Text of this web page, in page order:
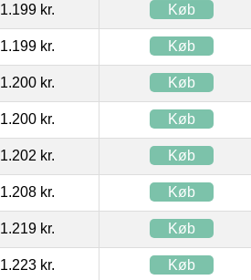
1.199 kr. Køb
1.199 kr. Køb
1.200 kr. Køb
1.200 kr. Køb
1.202 kr. Køb
1.208 kr. Køb
1.219 kr. Køb
1.223 kr. Køb